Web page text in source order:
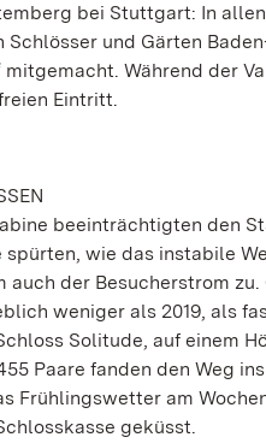
bei Stuttgart: In
und Gärten
Während der
Eintritt.
beeinträchtigten den
wie das instabile
auch der Besucherstrom
weniger als 2019, als
Solitude, auf einem
Paare fanden den Weg
Frühlingswetter am
geküsst.